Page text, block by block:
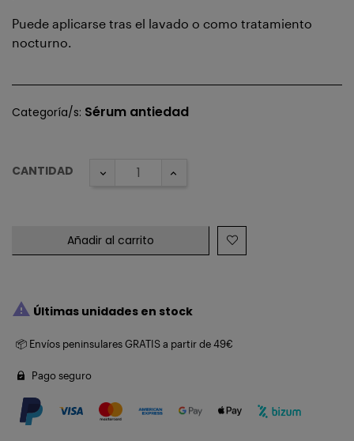
Puede aplicarse tras el lavado o como tratamiento
nocturno.
Categoría/s: Sérum antiedad
CANTIDAD
Añadir al carrito
 Últimas unidades en stock
📦 Envíos peninsulares GRATIS a partir de 49€
Pago seguro